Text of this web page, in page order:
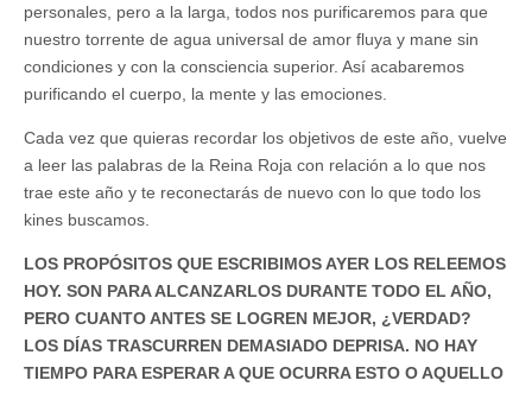
personales, pero a la larga, todos nos purificaremos para que
nuestro torrente de agua universal de amor fluya y mane sin
condiciones y con la consciencia superior. Así acabaremos
purificando el cuerpo, la mente y las emociones.
Cada vez que quieras recordar los objetivos de este año, vuelve
a leer las palabras de la Reina Roja con relación a lo que nos
trae este año y te reconectarás de nuevo con lo que todo los
kines buscamos.
LOS PROPÓSITOS QUE ESCRIBIMOS AYER LOS RELEEMOS
HOY. SON PARA ALCANZARLOS DURANTE TODO EL AÑO,
PERO CUANTO ANTES SE LOGREN MEJOR, ¿VERDAD?
LOS DÍAS TRASCURREN DEMASIADO DEPRISA. NO HAY
TIEMPO PARA ESPERAR A QUE OCURRA ESTO O AQUELLO